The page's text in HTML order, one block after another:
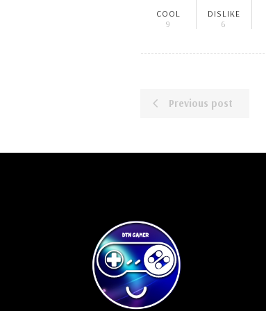
COOL
9
DISLIKE
6
Previous post